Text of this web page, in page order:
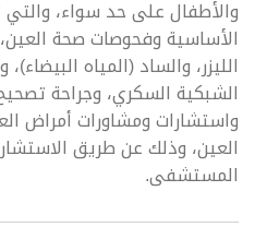
والأطفال على حد سواء، والتي
الأساسية وفحوصات صحة العين،
الليزر، والساد (المياه البيضاء)،
الشبكية السكري، وجراحة تصحيح
واستشارات ومشاورات أمراض
العين، وذلك عن طريق
المستشفى.